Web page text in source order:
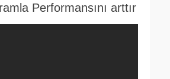
Performansını arttır